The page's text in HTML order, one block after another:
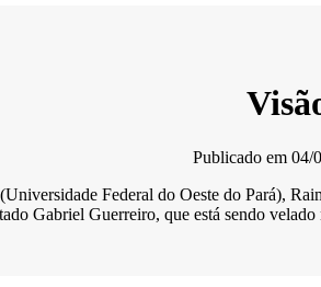
Publicado em 04/
Federal do Oeste do Pará),
Gabriel Guerreiro, que está sendo